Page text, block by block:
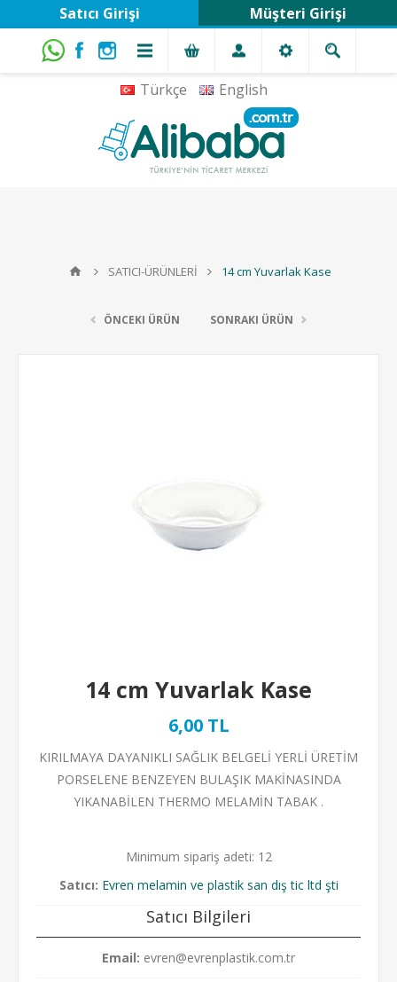
Türkçe English
Satıcı Girişi Müşteri Girişi
SATICI-ÜRÜNLERİ 14 cm Yuvarlak Kase
ÖNCEKI ÜRÜN SONRAKI ÜRÜN
14 cm Yuvarlak Kase
6,00 TL
KIRILMAYA DAYANIKLI SAĞLIK BELGELİ YERLİ ÜRETİM
PORSELENE BENZEYEN BULAŞIK MAKİNASINDA
YIKANABİLEN THERMO MELAMİN TABAK .
Minimum sipariş adeti: 12
Satıcı: Evren melamin ve plastik san dış tic ltd şti
Satıcı Bilgileri
Email: evren@evrenplastik.com.tr